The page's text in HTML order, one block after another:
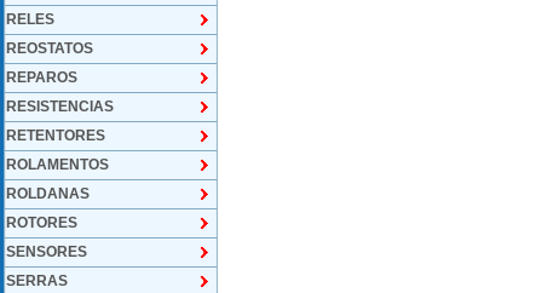
RELES
REOSTATOS
REPAROS
RESISTENCIAS
RETENTORES
ROLAMENTOS
ROLDANAS
ROTORES
SENSORES
SERRAS